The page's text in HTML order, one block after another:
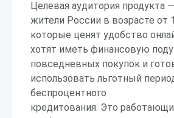
Целевая аудитория продукта
жители России в возрасте от
которые ценят удобство
хотят иметь финансовую
повседневных покупок и
использовать льготный
беспроцентного
кредитования. Это